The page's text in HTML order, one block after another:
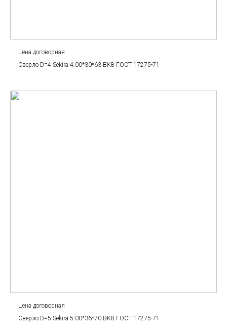
Цена договорная
Сверло D=4 Sekira 4.00*30*63 BK8 ГОСТ 17275-71
Цена договорная
Сверло D=5 Sekira 5.00*36*70 BK8 ГОСТ 17275-71